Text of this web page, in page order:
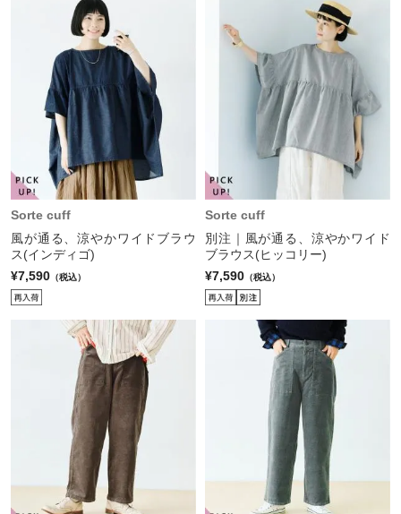
Sorte cuff
風が通る、涼やかワイドブラウ
ス(インディゴ)
¥7,590 （税込）
Sorte cuff
別注｜風が通る、涼やかワイド
ブラウス(ヒッコリー)
¥7,590 （税込）